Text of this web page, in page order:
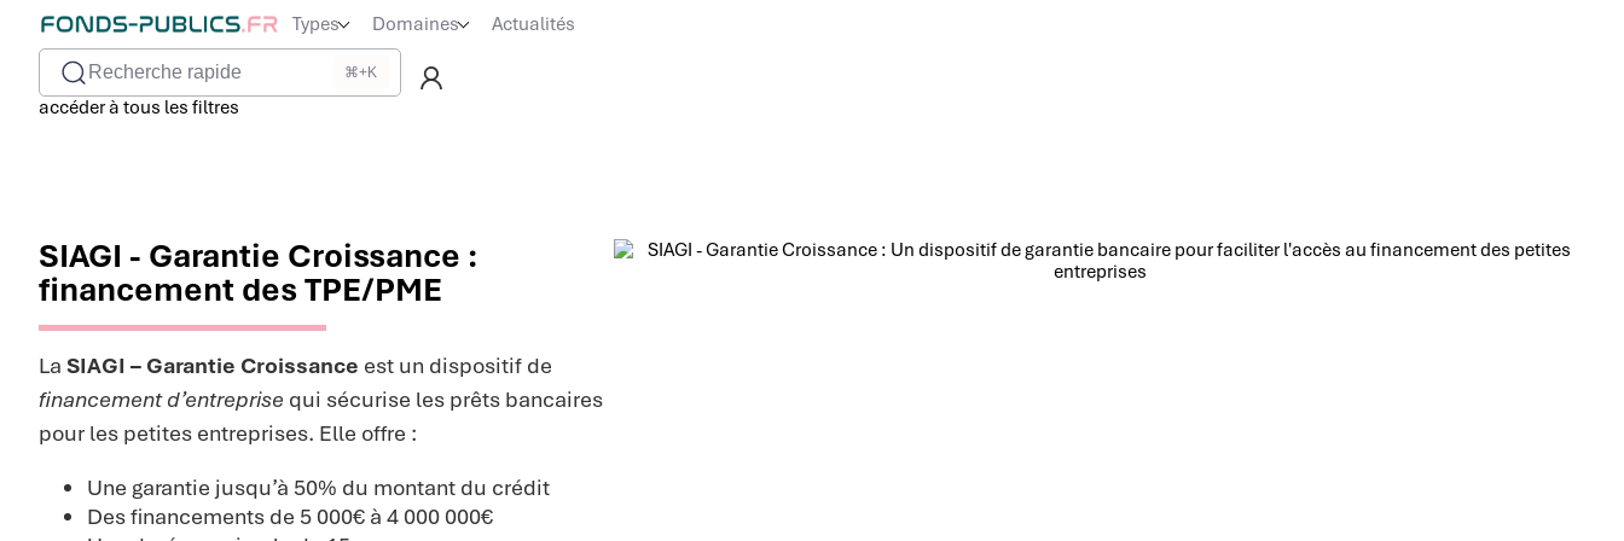
Types Domaines Actualités
Recherche rapide ⌘+K
accéder à tous les filtres
SIAGI - Garantie Croissance :
financement des TPE/PME
La SIAGI – Garantie Croissance est un dispositif de
financement d’entreprise qui sécurise les prêts bancaires
pour les petites entreprises. Elle offre :
Une garantie jusqu’à 50% du montant du crédit
Des financements de 5 000€ à 4 000 000€